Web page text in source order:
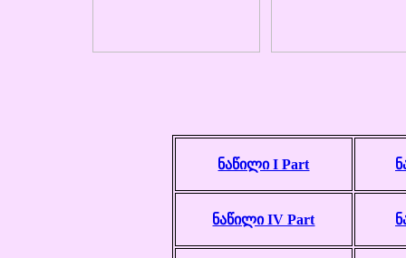
ნაწილი I Part
ნაწილი IV Part